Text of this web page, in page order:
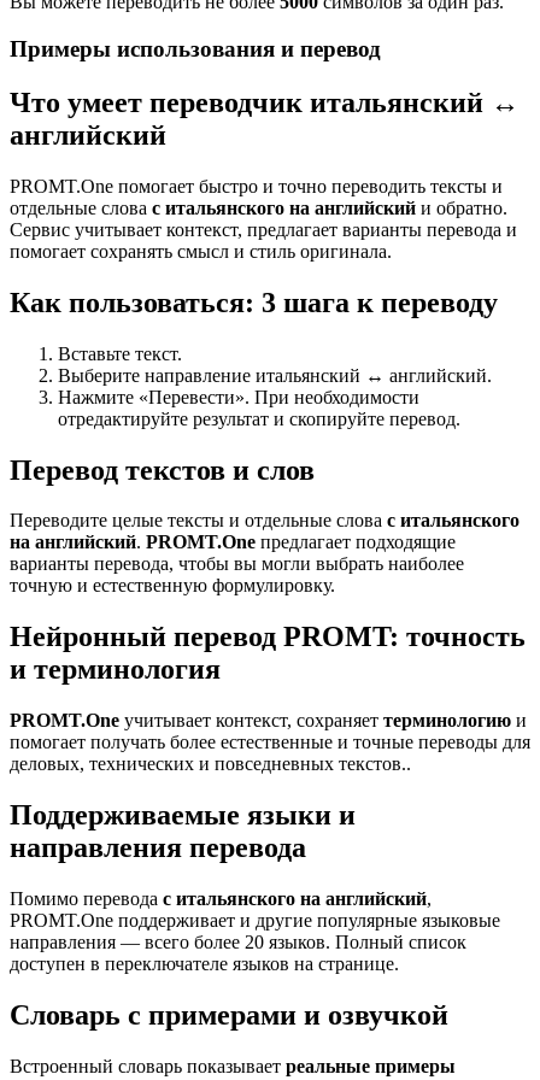
Примеры использования и перевод
Что умеет переводчик итальянский ↔
английский
PROMT.One помогает быстро и точно переводить тексты и
отдельные слова с итальянского на английский и обратно.
Сервис учитывает контекст, предлагает варианты перевода и
помогает сохранять смысл и стиль оригинала.
Как пользоваться: 3 шага к переводу
Вставьте текст.
Выберите направление итальянский ↔ английский.
Нажмите «Перевести». При необходимости
отредактируйте результат и скопируйте перевод.
Перевод текстов и слов
Переводите целые тексты и отдельные слова с итальянского
на английский. PROMT.One предлагает подходящие
варианты перевода, чтобы вы могли выбрать наиболее
точную и естественную формулировку.
Нейронный перевод PROMT: точность
и терминология
PROMT.One учитывает контекст, сохраняет терминологию и
помогает получать более естественные и точные переводы для
деловых, технических и повседневных текстов..
Поддерживаемые языки и
направления перевода
Помимо перевода с итальянского на английский,
PROMT.One поддерживает и другие популярные языковые
направления — всего более 20 языков. Полный список
доступен в переключателе языков на странице.
Словарь с примерами и озвучкой
Встроенный словарь показывает реальные примеры